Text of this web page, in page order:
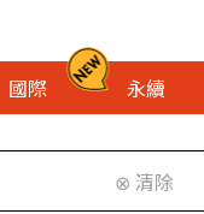
國際 永續
⊗ 清除